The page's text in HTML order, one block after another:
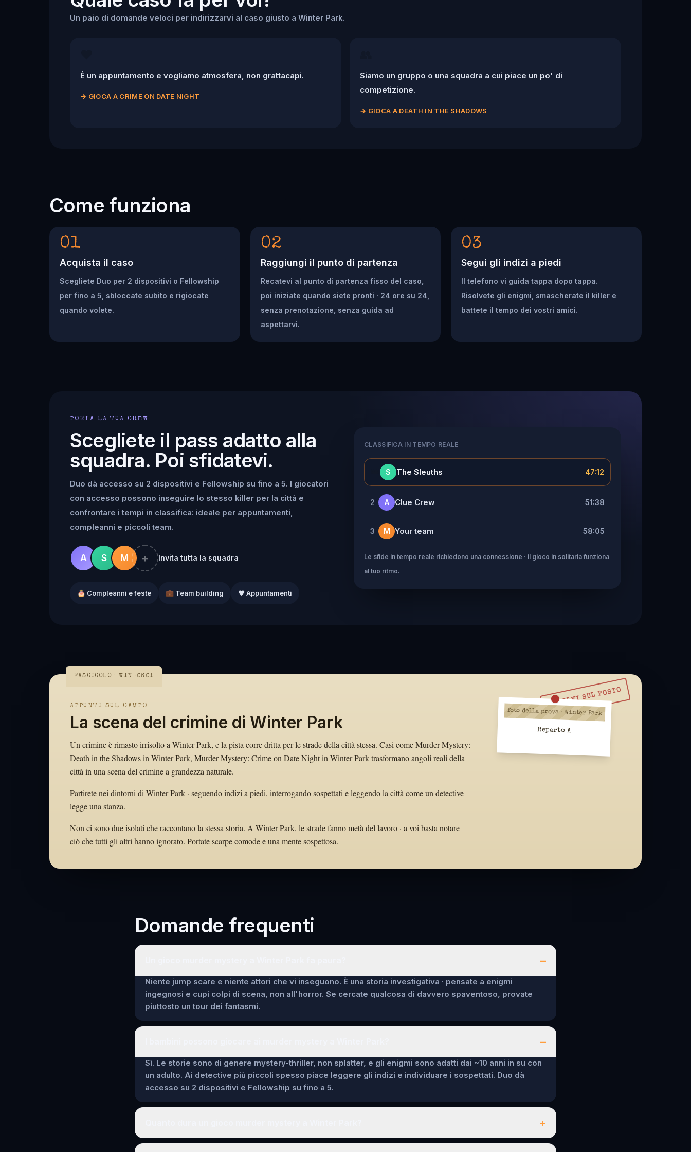
Un paio di domande veloci per indirizzarvi al caso giusto a Winter Park.
È un appuntamento e vogliamo atmosfera, non grattacapi.
→ GIOCA A CRIME ON DATE NIGHT
Siamo un gruppo o una squadra a cui piace un po' di
competizione.
→ GIOCA A DEATH IN THE SHADOWS
Come funziona
01
Acquista il caso
Scegliete Duo per 2 dispositivi o Fellowship
per fino a 5, sbloccate subito e rigiocate
quando volete.
02
Raggiungi il punto di partenza
Recatevi al punto di partenza fisso del caso,
poi iniziate quando siete pronti · 24 ore su 24,
senza prenotazione, senza guida ad
aspettarvi.
03
Segui gli indizi a piedi
Il telefono vi guida tappa dopo tappa.
Risolvete gli enigmi, smascherate il killer e
battete il tempo dei vostri amici.
PORTA LA TUA CREW
Scegliete il pass adatto alla
squadra. Poi sfidatevi.
Duo dà accesso su 2 dispositivi e Fellowship su fino a 5. I giocatori
con accesso possono inseguire lo stesso killer per la città e
confrontare i tempi in classifica: ideale per appuntamenti,
compleanni e piccoli team.
A S M + Invita tutta la squadra
🎂 Compleanni e feste 💼 Team building ❤️ Appuntamenti
CLASSIFICA IN TEMPO REALE
S The Sleuths 47:12
2 A Clue Crew 51:38
3 M Your team 58:05
Le sfide in tempo reale richiedono una connessione · il gioco in solitaria funziona
al tuo ritmo.
FASCICOLO · WIN-0601
RISOLVI SUL POSTO
APPUNTI SUL CAMPO
La scena del crimine di Winter Park
Un crimine è rimasto irrisolto a Winter Park, e la pista corre dritta per le strade della città stessa. Casi come Murder Mystery:
Death in the Shadows in Winter Park, Murder Mystery: Crime on Date Night in Winter Park trasformano angoli reali della
città in una scena del crimine a grandezza naturale.
Partirete nei dintorni di Winter Park · seguendo indizi a piedi, interrogando sospettati e leggendo la città come un detective
legge una stanza.
Non ci sono due isolati che raccontano la stessa storia. A Winter Park, le strade fanno metà del lavoro · a voi basta notare
ciò che tutti gli altri hanno ignorato. Portate scarpe comode e una mente sospettosa.
foto della prova · Winter Park
Reperto A
Domande frequenti
–
Niente jump scare e niente attori che vi inseguono. È una storia investigativa · pensate a enigmi
ingegnosi e cupi colpi di scena, non all'horror. Se cercate qualcosa di davvero spaventoso, provate
piuttosto un tour dei fantasmi.
–
Sì. Le storie sono di genere mystery-thriller, non splatter, e gli enigmi sono adatti dai ~10 anni in su con
un adulto. Ai detective più piccoli spesso piace leggere gli indizi e individuare i sospettati. Duo dà
accesso su 2 dispositivi e Fellowship su fino a 5.
+